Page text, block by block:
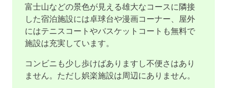
富士山などの景色が見える雄大なコースに隣接
した宿泊施設には卓球台や漫画コーナー、屋外
にはテニスコートやバスケットコートも無料で
施設は充実しています。
コンビニも少し歩けばありますし不便さはあり
ません。ただし娯楽施設は周辺にありません。